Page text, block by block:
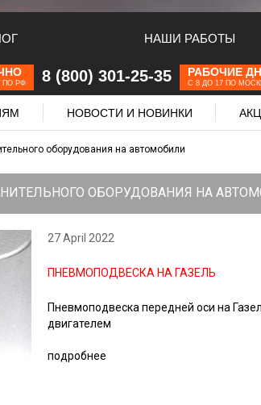
НАШИ РАБОТЫ
ПО РФ 8 (800) 301-25-35 РАБОЧИЕ
С 8 ДО 17 ПО
НОВОСТИ И НОВИНКИ
оборудования на автомобили
ОБОРУДОВАНИЯ НА
27 April 2022
ПНЕВМОПОДВЕСКА НА ГАЗЕЛЬ
Пневмоподвеска передней оси на
двигателем
подробнее